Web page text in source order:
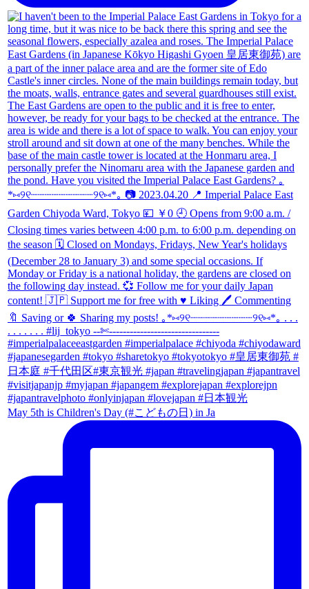
May 5th is Children's Day (#こどもの日) in Ja